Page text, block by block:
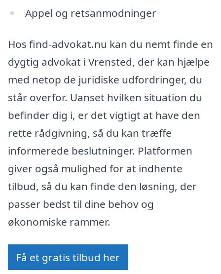
Appel og retsanmodninger
Hos find-advokat.nu kan du nemt finde en
dygtig advokat i Vrensted, der kan hjælpe
med netop de juridiske udfordringer, du
står overfor. Uanset hvilken situation du
befinder dig i, er det vigtigt at have den
rette rådgivning, så du kan træffe
informerede beslutninger. Platformen
giver også mulighed for at indhente
tilbud, så du kan finde den løsning, der
passer bedst til dine behov og
økonomiske rammer.
Få et gratis tilbud her